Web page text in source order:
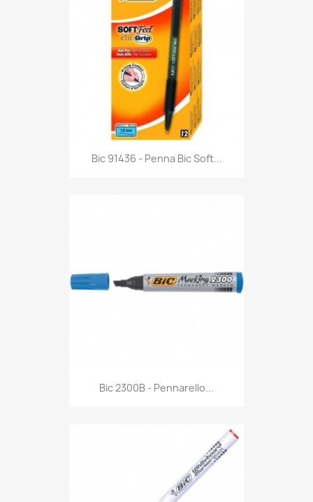
Anteprima
Bic 91436 - Penna Bic Soft...
Anteprima
Bic 2300B - Pennarello...